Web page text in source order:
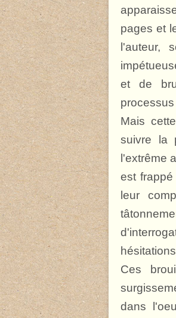
pages et
l'auteur,
et de
Mais
suivre la
l'extrême
est
leur
Ces
dans